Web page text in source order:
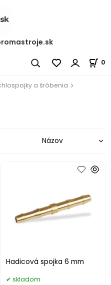
0
a šróbenia
Hadicová spojka 6 mm
skladom